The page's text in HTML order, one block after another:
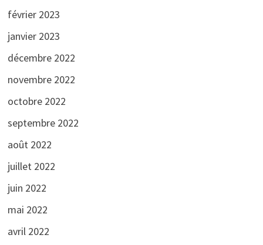
février 2023
janvier 2023
décembre 2022
novembre 2022
octobre 2022
septembre 2022
août 2022
juillet 2022
juin 2022
mai 2022
avril 2022